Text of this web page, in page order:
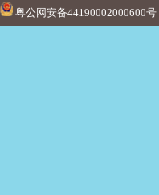
粤公网安备44190002000600号